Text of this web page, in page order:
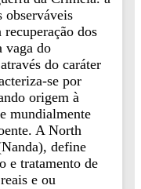
observáveis
dos
vaga do
do caráter
se por
origem à
mundialmente
A North
define
e tratamento de
e ou